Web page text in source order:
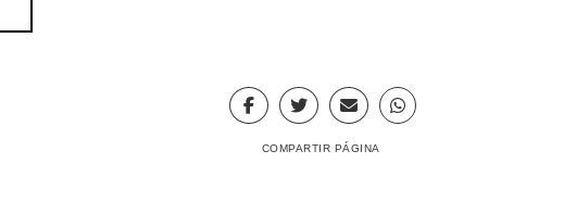
COMPARTIR PÁGINA